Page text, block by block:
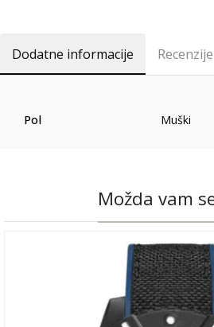
Dodatne informacije
Pol Muški
Možda vam